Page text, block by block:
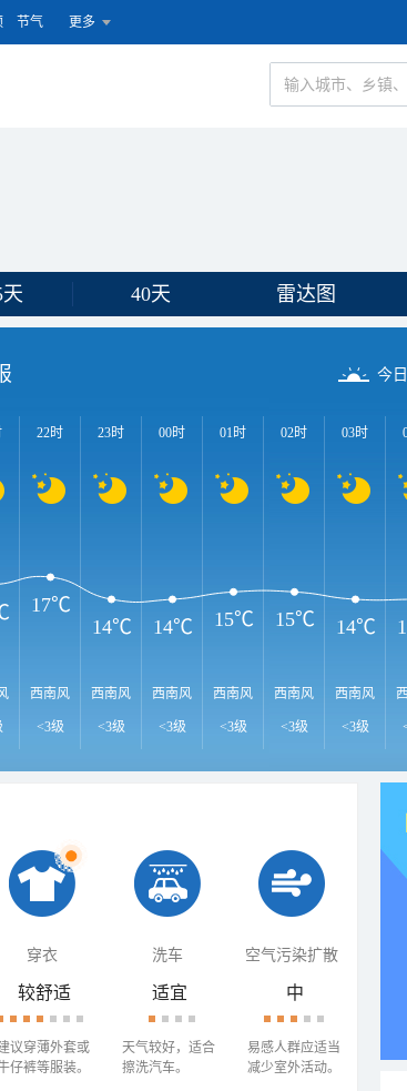
节气 更多
40天 雷达图
今
22时
西南风
<3级
23时
西南风
<3级
00时
西南风
<3级
01时
西南风
<3级
02时
西南风
<3级
03时
西南风
<3级
17℃
14℃
14℃ 15℃ 15℃ 14℃
穿衣 洗车 空气污染扩散
较舒适
议穿薄外套或
仔裤等服装。
适宜
天气较好，适合
擦洗汽车。
中
易感人群应适当
减少室外活动。